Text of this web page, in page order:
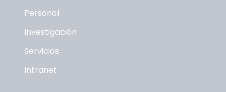
Personal
Investigación
Servicios
Intranet